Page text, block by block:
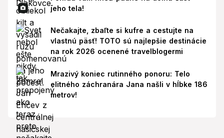
jeho tela!
Nečakajte, zbaľte si kufre a cestujte na
vlastnú päsť! TOTO sú najlepšie destinácie
na rok 2026 ocenené travelblogermi
Mrazivý koniec rutinného ponoru: Telo
elitného záchranára Jana našli v hĺbke 186
metrov!